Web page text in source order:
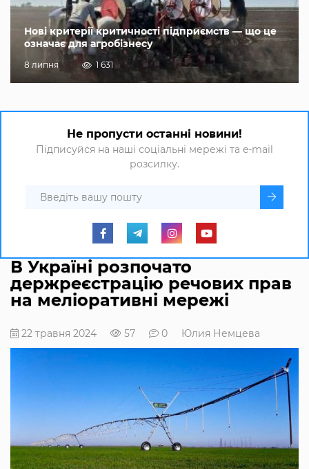
Нові критерії критичності підприємств — що це
означає для агробізнесу
8 липня 1 631
Не пропусти останні новини!
Підписуйся на наші соціальні мережі та e-mail
розсилку.
В Україні розпочато
держреєстрацію речових прав
на меліоративні мережі
22 травня 2024 57 0 Юлия Немцева